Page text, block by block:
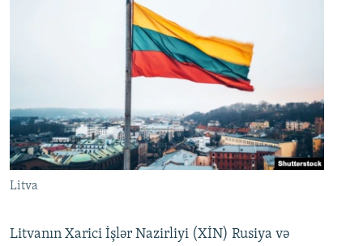
Litva
Litvanın Xarici İşlər Nazirliyi (XİN) Rusiya və